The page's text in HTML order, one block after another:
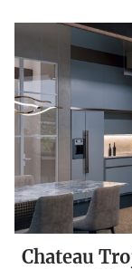
Chateau